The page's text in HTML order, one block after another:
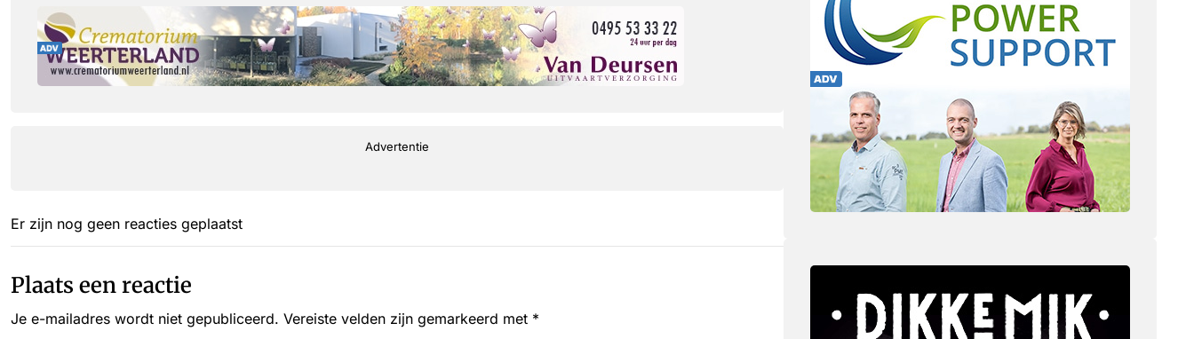
Advertentie
Er zijn nog geen reacties geplaatst
Plaats een reactie
Je e-mailadres wordt niet gepubliceerd. Vereiste velden zijn gemarkeerd met *